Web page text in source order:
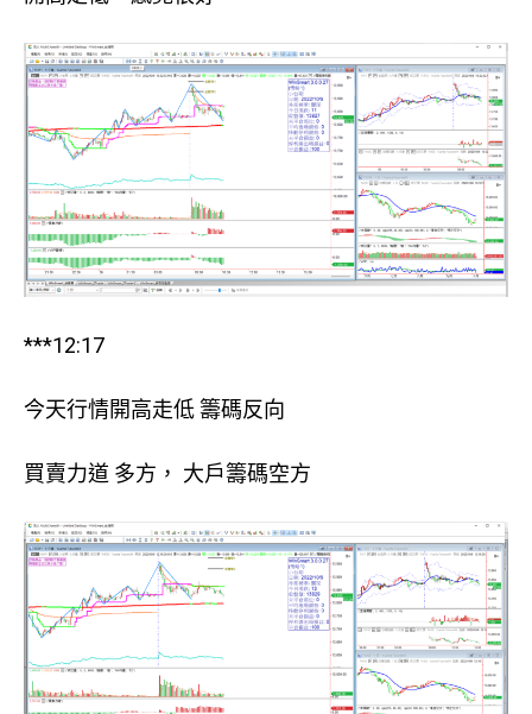
***12:17
今天行情開高走低 籌碼反向
買賣力道 多方， 大戶籌碼空方